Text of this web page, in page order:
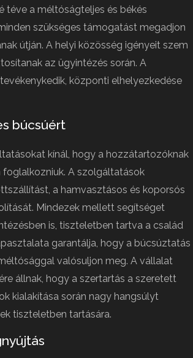
a méltóságteljes és békés
szükséges támogatást megadjon
útján. A helyi közösség igényeit szem
az ügyintézés során. A
központi elhelyezkedése
búcsúért
kínál, hogy a hozzátartozóknak
A szolgáltatások
a hamvasztásos és koporsós
Mindezek mellett segítséget
is, tiszteletben tartva a család
garantálja, hogy a búcsúztatás
valósuljon meg. A vállalat
állnak, hogy a szertartás a szeretett
kialakítása során nagy hangsúlyt
tiszteletben tartására.